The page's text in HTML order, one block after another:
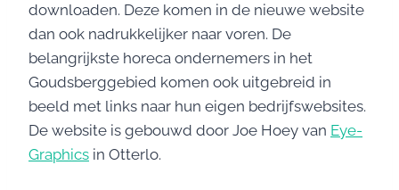
downloaden. Deze komen in de nieuwe website
dan ook nadrukkelijker naar voren. De
belangrijkste horeca ondernemers in het
Goudsberggebied komen ook uitgebreid in
beeld met links naar hun eigen bedrijfswebsites.
De website is gebouwd door Joe Hoey van Eye-
Graphics in Otterlo.